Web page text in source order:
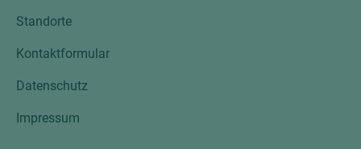
Standorte
Kontaktformular
Datenschutz
Impressum